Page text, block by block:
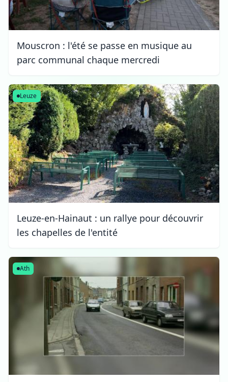
Mouscron : l'été se passe en musique au
parc communal chaque mercredi
Leuze
Leuze-en-Hainaut : un rallye pour découvrir
les chapelles de l'entité
Ath